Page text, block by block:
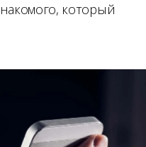
который